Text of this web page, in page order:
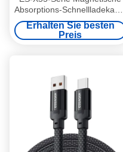
Absorptions-Schnellladekabel
USB C bis Typ C Kabel 100W
240W 1m
Erhalten Sie besten
Preis